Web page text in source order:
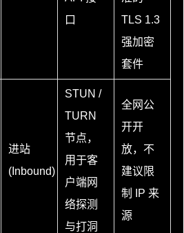
口
TLS 1.3
强加密
套件
进站
(Inbound)
STUN /
TURN
节点，
用于客
户端网
络探测
与打洞
全网公
开开
放，不
建议限
制 IP 来
源